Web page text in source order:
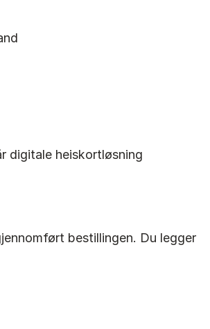
digitale heiskortløsning
bestillingen. Du legger